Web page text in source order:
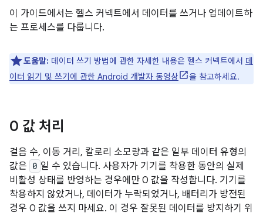
이 가이드에서는 헬스 커넥트에서 데이터를 쓰거나 업데이트하
는 프로세스를 다룹니다.
도움말: 데이터 쓰기 방법에 관한 자세한 내용은 헬스 커넥트에서 데
이터 읽기 및 쓰기에 관한 Android 개발자 동영상
을 참고하세요.
0 값 처리
걸음 수, 이동 거리, 칼로리 소모량과 같은 일부 데이터 유형의
값은 0 일 수 있습니다. 사용자가 기기를 착용한 동안의 실제
비활성 상태를 반영하는 경우에만 0 값을 작성합니다. 기기를
착용하지 않았거나, 데이터가 누락되었거나, 배터리가 방전된
경우 0 값을 쓰지 마세요. 이 경우 잘못된 데이터를 방지하기 위